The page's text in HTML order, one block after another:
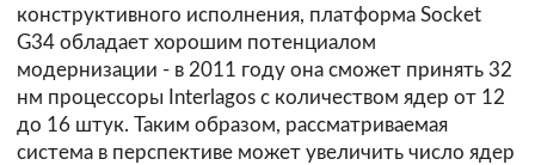
конструктивного исполнения, платформа Socket
G34 обладает хорошим потенциалом
модернизации - в 2011 году она сможет принять 32
нм процессоры Interlagos с количеством ядер от 12
до 16 штук. Таким образом, рассматриваемая
система в перспективе может увеличить число ядер